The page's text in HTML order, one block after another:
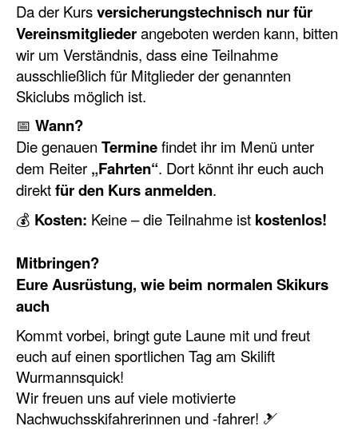
Da der Kursversicherungstechnisch nur für
Vereinsmitgliederangeboten werden kann, bitten
wir um Verständnis, dass eine Teilnahme
ausschließlich für Mitglieder der genannten
Skiclubs möglich ist.
📅 Wann?
Die genauen Terminefindet ihr im Menü unter
dem Reiter „Fahrten“. Dort könnt ihr euch auch
direktfür den Kurs anmelden.
💰 Kosten: Keine – die Teilnahme ist kostenlos!
Mitbringen?
Eure Ausrüstung, wie beim normalen Skikurs
auch
Kommt vorbei, bringt gute Laune mit und freut
euch auf einen sportlichen Tag am Skilift
Wurmannsquick!
Wir freuen uns auf viele motivierte
Nachwuchsskifahrerinnen und -fahrer! 🎿